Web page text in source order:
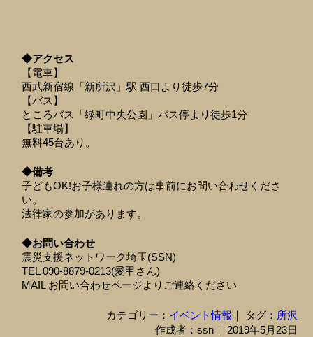
◆アクセス
【電車】
西武新宿線「新所沢」駅 西口より徒歩7分
【バス】
ところバス「緑町中央公園」バス停より徒歩1分
【駐車場】
無料45台あり。
◆備考
子どもOK!お子様連れの方は事前にお問い合わせくださ
い。
法律家の参加があります。
◆お問い合わせ
震災支援ネットワーク埼玉(SSN)
TEL 090-8879-0213(愛甲さん)
MAIL お問い合わせページよりご連絡ください
カテゴリー： イベント情報 ｜ タグ： 所沢
作成者：ssn｜ 2019年5月23日